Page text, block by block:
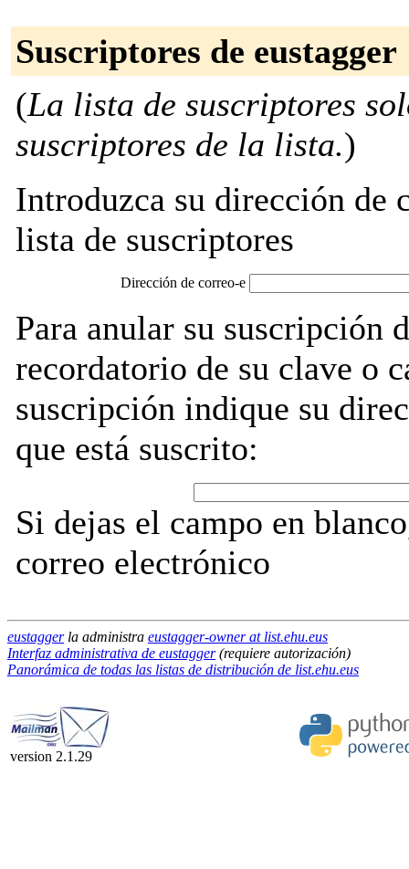
Suscriptores de eustagger
(La lista de suscriptores
suscriptores de la lista.)
Introduzca su dirección de
lista de suscriptores
Dirección de correo-e
Para anular su suscripción
recordatorio de su clave o
suscripción indique su
que está suscrito:
Si dejas el campo en
correo electrónico
eustaggerla administra eustagger-owner at list.ehu.eus
Interfaz administrativa de eustagger(requiere autorización)
Panorámica de todas las listas de distribución de list.ehu.eus
version 2.1.29